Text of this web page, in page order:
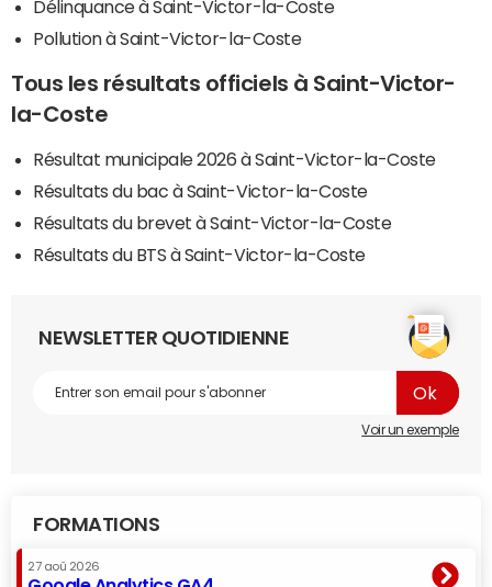
Délinquance à Saint-Victor-la-Coste
Pollution à Saint-Victor-la-Coste
Tous les résultats officiels à Saint-Victor-
la-Coste
Résultat municipale 2026 à Saint-Victor-la-Coste
Résultats du bac à Saint-Victor-la-Coste
Résultats du brevet à Saint-Victor-la-Coste
Résultats du BTS à Saint-Victor-la-Coste
NEWSLETTER QUOTIDIENNE
Voir un exemple
FORMATIONS
27 aoû 2026